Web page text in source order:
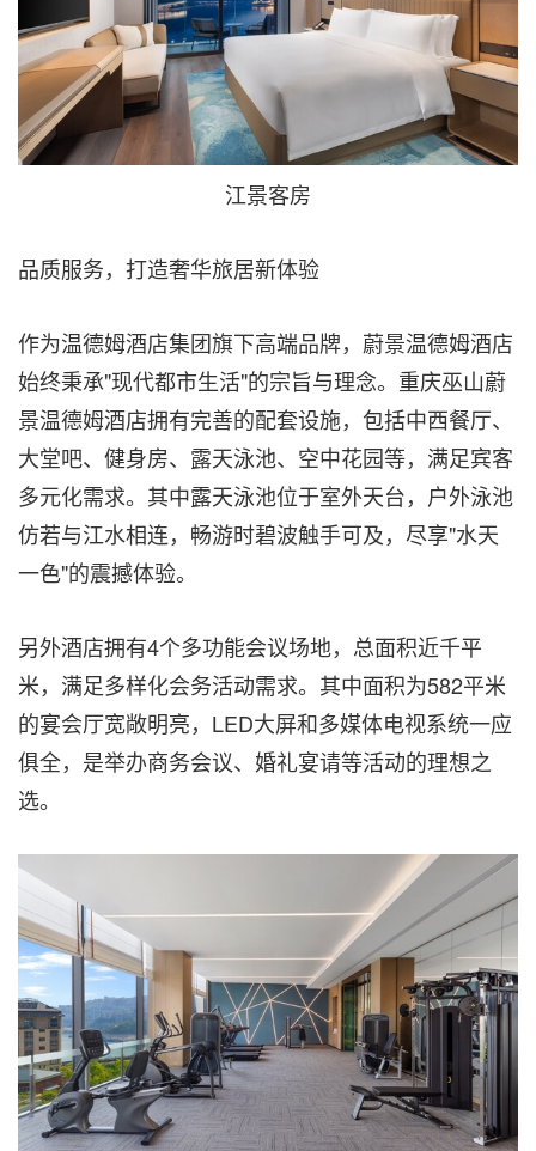
江景客房
品质服务，打造奢华旅居新体验
作为温德姆酒店集团旗下高端品牌，蔚景温德姆酒店
始终秉承"现代都市生活"的宗旨与理念。重庆巫山蔚
景温德姆酒店拥有完善的配套设施，包括中西餐厅、
大堂吧、健身房、露天泳池、空中花园等，满足宾客
多元化需求。其中露天泳池位于室外天台，户外泳池
仿若与江水相连，畅游时碧波触手可及，尽享"水天
一色"的震撼体验。
另外酒店拥有4个多功能会议场地，总面积近千平
米，满足多样化会务活动需求。其中面积为582平米
的宴会厅宽敞明亮，LED大屏和多媒体电视系统一应
俱全，是举办商务会议、婚礼宴请等活动的理想之
选。